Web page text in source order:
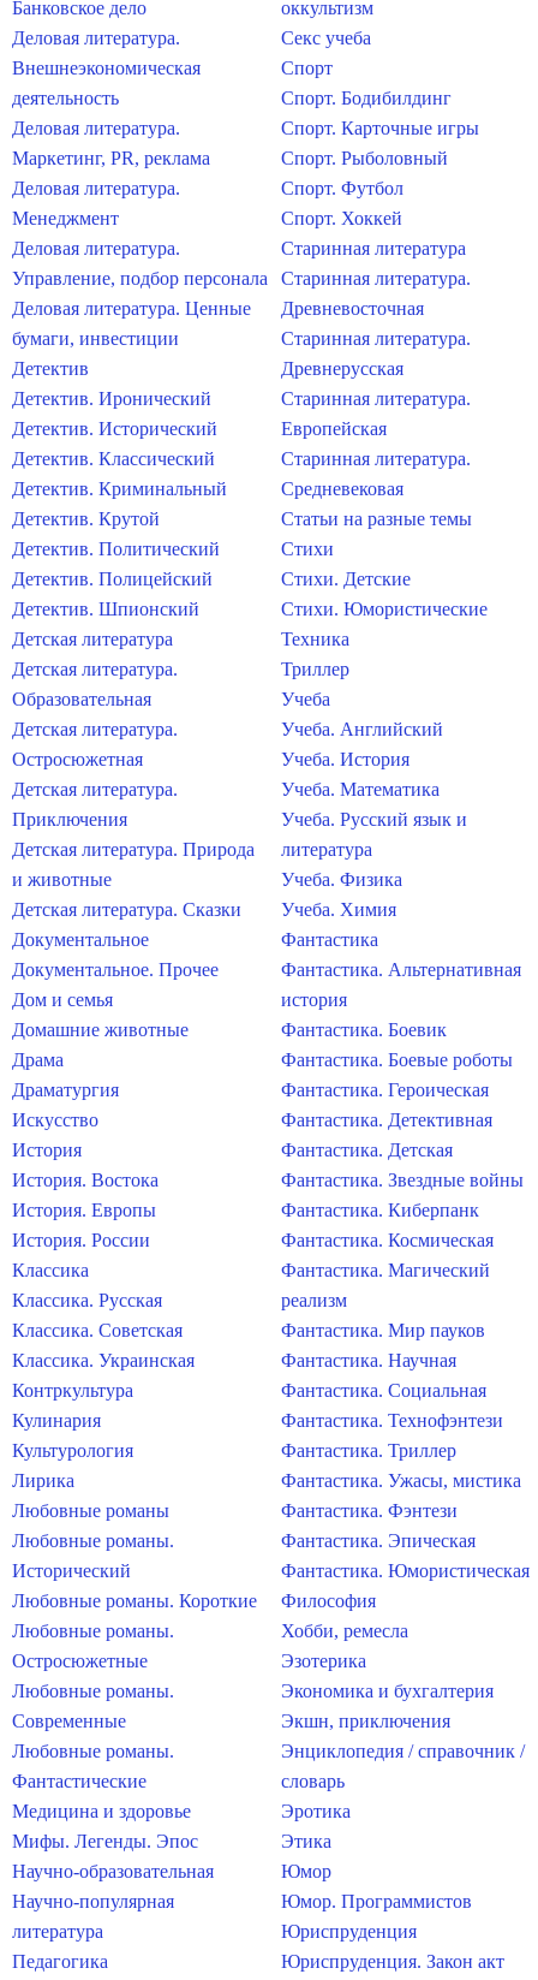
Банковское дело
Деловая литература.
Внешнеэкономическая
деятельность
Деловая литература.
Маркетинг, PR, реклама
Деловая литература.
Менеджмент
Деловая литература.
Управление, подбор персонала
Деловая литература. Ценные
бумаги, инвестиции
Детектив
Детектив. Иронический
Детектив. Исторический
Детектив. Классический
Детектив. Криминальный
Детектив. Крутой
Детектив. Политический
Детектив. Полицейский
Детектив. Шпионский
Детская литература
Детская литература.
Образовательная
Детская литература.
Остросюжетная
Детская литература.
Приключения
Детская литература. Природа
и животные
Детская литература. Сказки
Документальное
Документальное. Прочее
Дом и семья
Домашние животные
Драма
Драматургия
Искусство
История
История. Востока
История. Европы
История. России
Классика
Классика. Русская
Классика. Советская
Классика. Украинская
Контркультура
Кулинария
Культурология
Лирика
Любовные романы
Любовные романы.
Исторический
Любовные романы. Короткие
Любовные романы.
Остросюжетные
Любовные романы.
Современные
Любовные романы.
Фантастические
Медицина и здоровье
Мифы. Легенды. Эпос
Научно-образовательная
Научно-популярная
литература
Педагогика
оккультизм
Секс учеба
Спорт
Спорт. Бодибилдинг
Спорт. Карточные игры
Спорт. Рыболовный
Спорт. Футбол
Спорт. Хоккей
Старинная литература
Старинная литература.
Древневосточная
Старинная литература.
Древнерусская
Старинная литература.
Европейская
Старинная литература.
Средневековая
Статьи на разные темы
Стихи
Стихи. Детские
Стихи. Юмористические
Техника
Триллер
Учеба
Учеба. Английский
Учеба. История
Учеба. Математика
Учеба. Русский язык и
литература
Учеба. Физика
Учеба. Химия
Фантастика
Фантастика. Альтернативная
история
Фантастика. Боевик
Фантастика. Боевые роботы
Фантастика. Героическая
Фантастика. Детективная
Фантастика. Детская
Фантастика. Звездные войны
Фантастика. Киберпанк
Фантастика. Космическая
Фантастика. Магический
реализм
Фантастика. Мир пауков
Фантастика. Научная
Фантастика. Социальная
Фантастика. Технофэнтези
Фантастика. Триллер
Фантастика. Ужасы, мистика
Фантастика. Фэнтези
Фантастика. Эпическая
Фантастика. Юмористическая
Философия
Хобби, ремесла
Эзотерика
Экономика и бухгалтерия
Экшн, приключения
Энциклопедия / справочник /
словарь
Эротика
Этика
Юмор
Юмор. Программистов
Юриспруденция
Юриспруденция. Закон акт